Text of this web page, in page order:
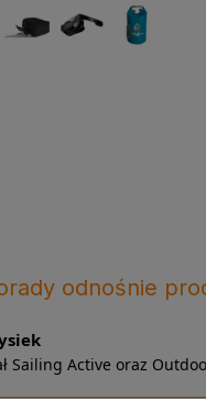
odnośnie
Sailing Active oraz